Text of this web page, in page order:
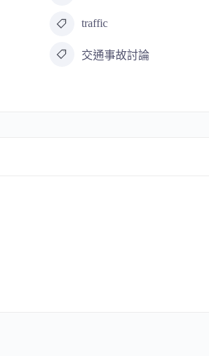
traffic
交通事故討論